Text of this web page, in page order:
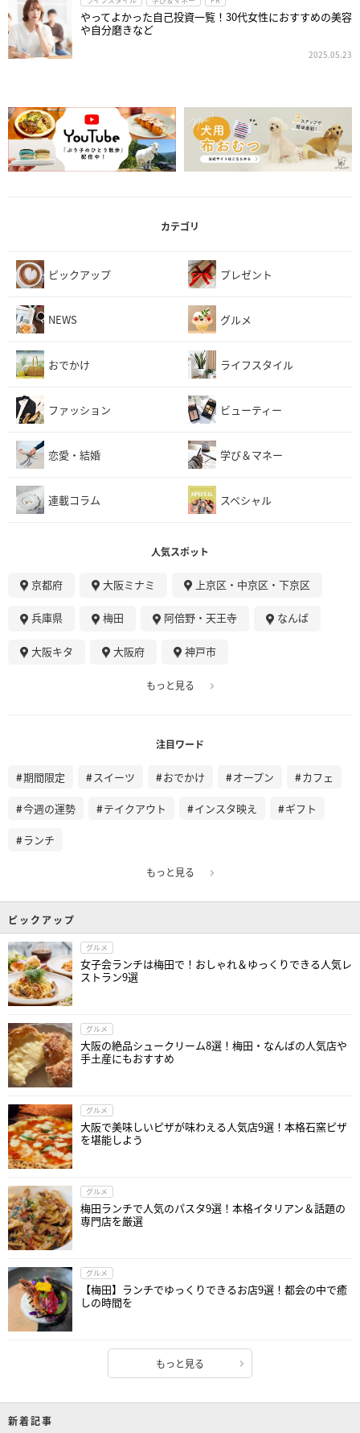
やってよかった自己投資一覧！30代女性におすすめの美容
や自分磨きなど
2025.05.23
カテゴリ
ピックアップ プレゼント
NEWS グルメ
おでかけ ライフスタイル
ファッション ビューティー
恋愛・結婚 学び＆マネー
連載コラム スペシャル
人気スポット
京都府 大阪ミナミ 上京区・中京区・下京区
兵庫県 梅田 阿倍野・天王寺 なんば
大阪キタ 大阪府 神戸市
もっと見る
注目ワード
期間限定 スイーツ おでかけ オープン カフェ
今週の運勢 テイクアウト インスタ映え ギフト
ランチ
もっと見る
ピックアップ
グルメ
女子会ランチは梅田で！おしゃれ＆ゆっくりできる人気レ
ストラン9選
グルメ
大阪の絶品シュークリーム8選！梅田・なんばの人気店や
手土産にもおすすめ
グルメ
大阪で美味しいピザが味わえる人気店9選！本格石窯ピザ
を堪能しよう
グルメ
梅田ランチで人気のパスタ9選！本格イタリアン＆話題の
専門店を厳選
グルメ
【梅田】ランチでゆっくりできるお店9選！都会の中で癒
しの時間を
もっと見る
新着記事